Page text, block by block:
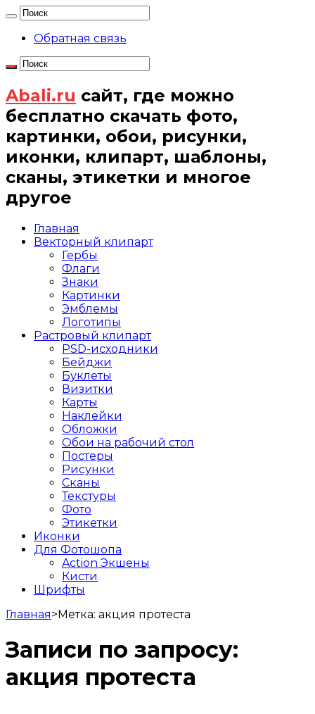
Обратная связь
Abali.ru сайт, где можно
бесплатно скачать фото,
картинки, обои, рисунки,
иконки, клипарт, шаблоны,
сканы, этикетки и многое
другое
Главная
Векторный клипарт
Гербы
Флаги
Знаки
Картинки
Эмблемы
Логотипы
Растровый клипарт
PSD-исходники
Бейджи
Буклеты
Визитки
Карты
Наклейки
Обложки
Обои на рабочий стол
Постеры
Рисунки
Сканы
Текстуры
Фото
Этикетки
Иконки
Для Фотошопа
Action Экшены
Кисти
Шрифты
Главная>Метка: акция протеста
Записи по запросу:
акция протеста